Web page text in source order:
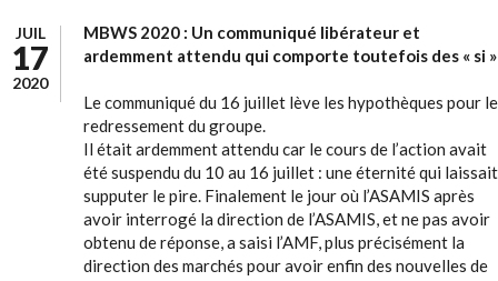
JUIL
17
2020
MBWS 2020 : Un communiqué libérateur et
ardemment attendu qui comporte toutefois des « si »
Le communiqué du 16 juillet lève les hypothèques pour le
redressement du groupe.
Il était ardemment attendu car le cours de l’action avait
été suspendu du 10 au 16 juillet : une éternité qui laissait
supputer le pire. Finalement le jour où l’ASAMIS après
avoir interrogé la direction de l’ASAMIS, et ne pas avoir
obtenu de réponse, a saisi l’AMF, plus précisément la
direction des marchés pour avoir enfin des nouvelles de